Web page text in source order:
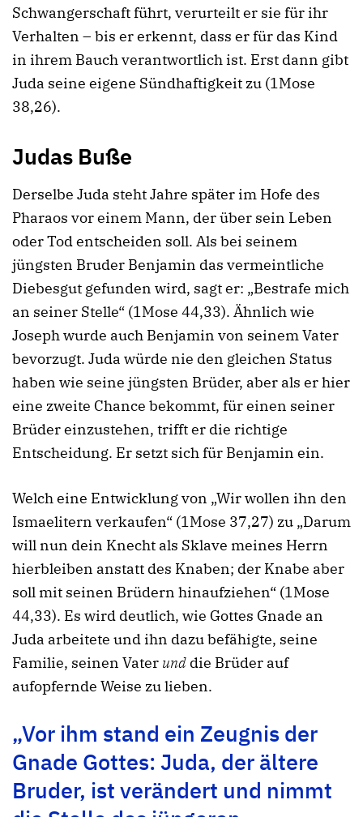
Schwangerschaft führt, verurteilt er sie für ihr
Verhalten – bis er erkennt, dass er für das Kind
in ihrem Bauch verantwortlich ist. Erst dann gibt
Juda seine eigene Sündhaftigkeit zu (1Mose
38,26).
Judas Buße
Derselbe Juda steht Jahre später im Hofe des
Pharaos vor einem Mann, der über sein Leben
oder Tod entscheiden soll. Als bei seinem
jüngsten Bruder Benjamin das vermeintliche
Diebesgut gefunden wird, sagt er: „Bestrafe mich
an seiner Stelle“ (1Mose 44,33). Ähnlich wie
Joseph wurde auch Benjamin von seinem Vater
bevorzugt. Juda würde nie den gleichen Status
haben wie seine jüngsten Brüder, aber als er hier
eine zweite Chance bekommt, für einen seiner
Brüder einzustehen, trifft er die richtige
Entscheidung. Er setzt sich für Benjamin ein.
Welch eine Entwicklung von „Wir wollen ihn den
Ismaelitern verkaufen“ (1Mose 37,27) zu „Darum
will nun dein Knecht als Sklave meines Herrn
hierbleiben anstatt des Knaben; der Knabe aber
soll mit seinen Brüdern hinaufziehen“ (1Mose
44,33). Es wird deutlich, wie Gottes Gnade an
Juda arbeitete und ihn dazu befähigte, seine
Familie, seinen Vater und die Brüder auf
aufopfernde Weise zu lieben.
„Vor ihm stand ein Zeugnis der
Gnade Gottes: Juda, der ältere
Bruder, ist verändert und nimmt